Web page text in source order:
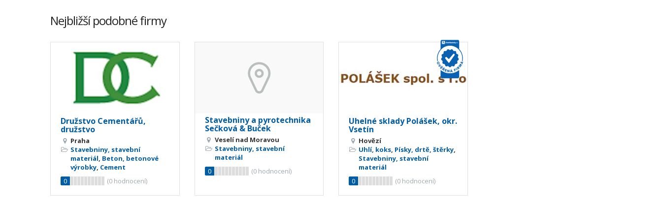
Nejbližší podobné firmy
Družstvo Cementářů,
družstvo
Praha
Stavebniny, stavební
materiál, Beton, betonové
výrobky, Cement
0
(0 hodnocení)
Stavebniny a pyrotechnika
Sečková & Buček
Veselí nad Moravou
Stavebniny, stavební
materiál
0
(0hodnocení)
Uhelné sklady Polášek, okr.
Vsetín
Hovězí
Uhlí, koks, Písky, drtě, štěrky,
Stavebniny, stavební
materiál
0
(0 hodnocení)